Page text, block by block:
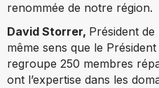
renommée de notre région.
David Storrer, Président de
même sens que le Président
regroupe 250 membres
ont l’expertise dans les